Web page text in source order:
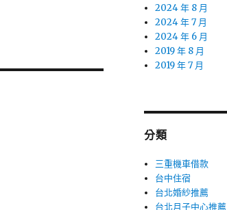
2024 年 8 月
2024 年 7 月
2024 年 6 月
2019 年 8 月
2019 年 7 月
分類
三重機車借款
台中住宿
台北婚紗推薦
台北月子中心推薦